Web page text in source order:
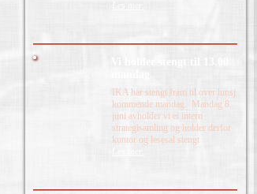
Vi holder stengt til 13.00
IKA har stengt fram til over lunsj
kommende mandag. Mandag 8.
juni avholder vi ei intern
strategisamling og holder derfor
kontor og lesesal stengt